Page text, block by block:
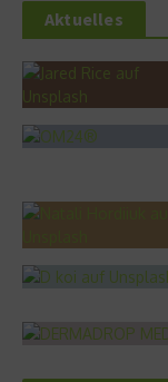
Aktuelles